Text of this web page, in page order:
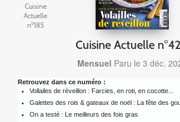
Cuisine
Actuelle
n°185
Cuisine Actuelle
Mensuel Paru le 3 déc.
Retrouvez dans ce numéro :
Vollailes de réveillon : Farcies, en roti, en cocotte...
Galettes des rois & gateaux de noël : La fête des
On a testé : Le meilleurs des fois gras